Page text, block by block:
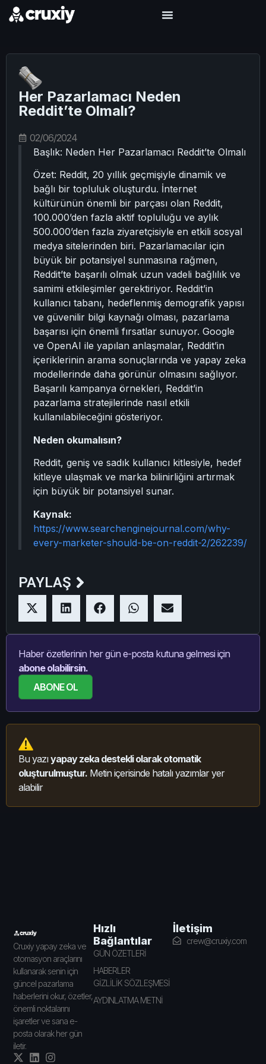
Her Pazarlamacı Neden
Reddit’te Olmalı?
02/06/2024
Başlık: Neden Her Pazarlamacı Reddit’te Olmalı
Özet: Reddit, 20 yıllık geçmişiyle dinamik ve
bağlı bir topluluk oluşturdu. İnternet
kültürünün önemli bir parçası olan Reddit,
100.000’den fazla aktif topluluğu ve aylık
500.000’den fazla ziyaretçisiyle en etkili sosyal
medya sitelerinden biri. Pazarlamacılar için
büyük bir potansiyel sunmasına rağmen,
Reddit’te başarılı olmak uzun vadeli bağlılık ve
samimi etkileşimler gerektiriyor. Reddit’in
kullanıcı tabanı, hedeflenmiş demografik yapısı
ve güvenilir bilgi kaynağı olması, pazarlama
başarısı için önemli fırsatlar sunuyor. Google
ve OpenAI ile yapılan anlaşmalar, Reddit’in
içeriklerinin arama sonuçlarında ve yapay zeka
modellerinde daha görünür olmasını sağlıyor.
Başarılı kampanya örnekleri, Reddit’in
pazarlama stratejilerinde nasıl etkili
kullanılabileceğini gösteriyor.
Neden okumalısın?
Reddit, geniş ve sadık kullanıcı kitlesiyle, hedef
kitleye ulaşmak ve marka bilinirliğini artırmak
için büyük bir potansiyel sunar.
Kaynak:
https://www.searchenginejournal.com/why-
every-marketer-should-be-on-reddit-2/262239/
PAYLAŞ
Haber özetlerinin her gün e-posta kutuna gelmesi için
abone olabilirsin.
ABONE OL
Bu yazıyapay zeka destekli olarak otomatik
oluşturulmuştur. Metin içerisinde hatalı yazımlar yer
alabilir
Cruxiy yapay zeka ve
otomasyon araçlarını
kullanarak senin için
güncel pazarlama
haberlerini okur, özetler,
önemli noktalarını
işaretler ve sana e-
posta olarak her gün
iletir.
Hızlı
Bağlantılar
GÜN ÖZETLERİ
HABERLER
GİZLİLİK SÖZLEŞMESİ
AYDINLATMA METNİ
İletişim
crew@cruxiy.com